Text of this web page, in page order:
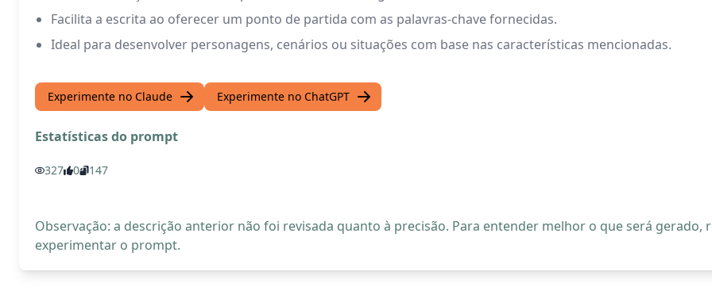
Facilita a escrita ao oferecer um ponto de partida com as palavras-chave fornecidas.
Ideal para desenvolver personagens, cenários ou situações com base nas características mencionadas.
Experimente no Claude Experimente no ChatGPT
Estatísticas do prompt
327 0 147
Observação: a descrição anterior não foi revisada quanto à precisão. Para entender melhor o que será
experimentar o prompt.